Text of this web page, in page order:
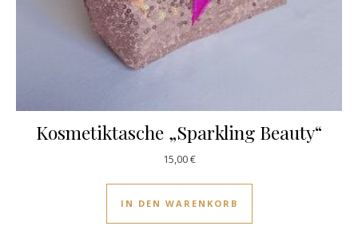
Kosmetiktasche „Sparkling Beauty“
15,00€
IN DEN WARENKORB